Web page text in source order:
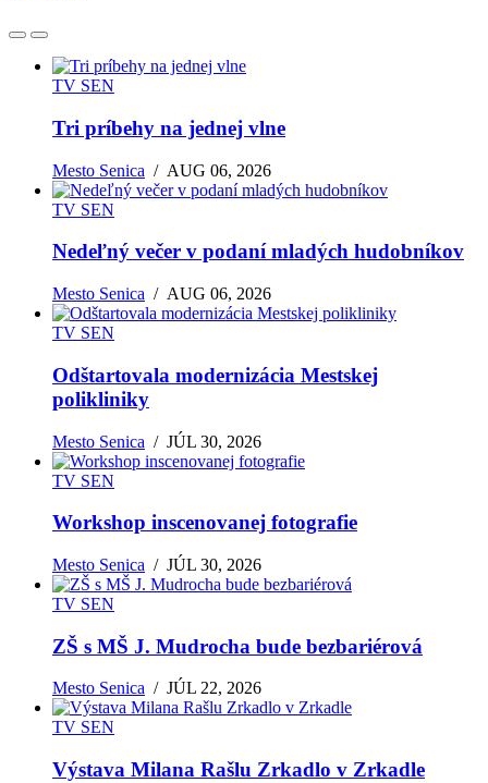
TV SEN
Tri príbehy na jednej vlne
Mesto Senica /AUG 06, 2026
TV SEN
Nedeľný večer v podaní mladých hudobníkov
Mesto Senica /AUG 06, 2026
TV SEN
Odštartovala modernizácia Mestskej
polikliniky
Mesto Senica /JÚL 30, 2026
TV SEN
Workshop inscenovanej fotografie
Mesto Senica /JÚL 30, 2026
TV SEN
ZŠ s MŠ J. Mudrocha bude bezbariérová
Mesto Senica /JÚL 22, 2026
TV SEN
Výstava Milana Rašlu Zrkadlo v Zrkadle